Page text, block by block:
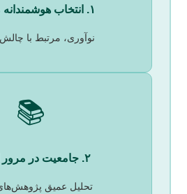
۱. انتخاب هوشمندانه موضوع
نوآوری، مرتبط با
📚
۲. جامعیت در مرور ادبیات
تحلیل عمیق